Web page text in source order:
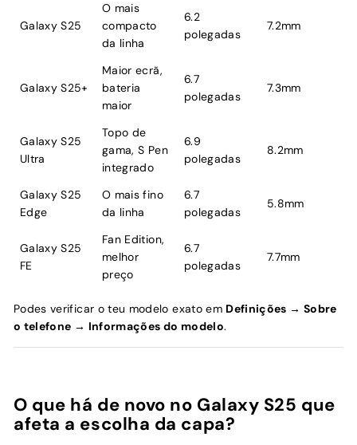
Galaxy S25
O mais
compacto
da linha
6.2
polegadas
7.2mm
Galaxy S25+
Maior ecrã,
bateria
maior
6.7
polegadas
7.3mm
Galaxy S25
Ultra
Topo de
gama, S Pen
integrado
6.9
polegadas
8.2mm
Galaxy S25
Edge
O mais fino
da linha
6.7
polegadas
5.8mm
Galaxy S25
FE
Fan Edition,
melhor
preço
6.7
polegadas
7.7mm
Podes verificar o teu modelo exato em Definições → Sobre
o telefone → Informações do modelo.
O que há de novo no Galaxy S25 que
afeta a escolha da capa?